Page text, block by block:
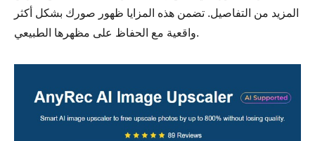
المزيد من التفاصيل. تضمن هذه المزايا ظهور صورك بشكل أكثر
واقعية مع الحفاظ على مظهرها الطبيعي.